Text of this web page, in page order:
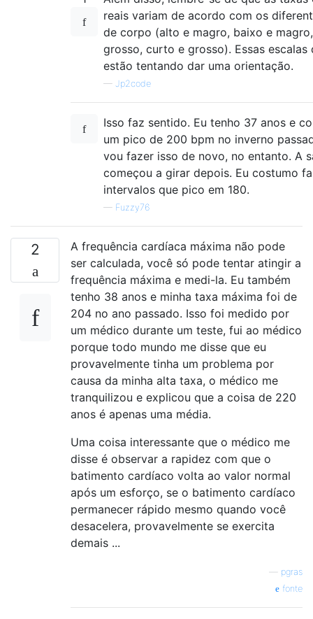
reais variam de acordo com os
de corpo (alto e magro, baixo e
grosso, curto e grosso). Essas escalas
estão tentando dar uma orientação.
— Jp2code
Isso faz sentido. Eu tenho 37 anos e
um pico de 200 bpm no inverno
vou fazer isso de novo, no entanto. A
começou a girar depois. Eu costumo
intervalos que pico em 180.
— Fuzzy76
2
A frequência cardíaca máxima não pode
ser calculada, você só pode tentar atingir a
frequência máxima e medi-la. Eu também
tenho 38 anos e minha taxa máxima foi de
204 no ano passado. Isso foi medido por
um médico durante um teste, fui ao médico
porque todo mundo me disse que eu
provavelmente tinha um problema por
causa da minha alta taxa, o médico me
tranquilizou e explicou que a coisa de 220
anos é apenas uma média.
Uma coisa interessante que o médico me
disse é observar a rapidez com que o
batimento cardíaco volta ao valor normal
após um esforço, se o batimento cardíaco
permanecer rápido mesmo quando você
desacelera, provavelmente se exercita
demais ...
pgras
fonte